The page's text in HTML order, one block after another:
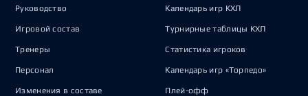
Руководство
Игровой состав
Тренеры
Персонал
Изменения в составе
Календарь игр КХЛ
Турнирные таблицы КХЛ
Статистика игроков
Календарь игр «Торпедо»
Плей-офф